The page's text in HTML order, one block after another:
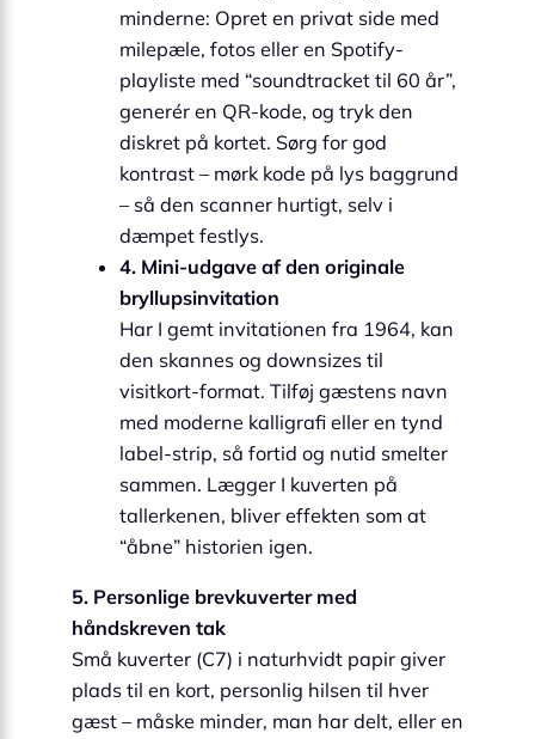
minderne: Opret en privat side med
milepæle, fotos eller en Spotify-
playliste med “soundtracket til 60 år”,
generér en QR-kode, og tryk den
diskret på kortet. Sørg for god
kontrast – mørk kode på lys baggrund
– så den scanner hurtigt, selv i
dæmpet festlys.
4. Mini-udgave af den originale
bryllupsinvitation
Har I gemt invitationen fra 1964, kan
den skannes og downsizes til
visitkort-format. Tilføj gæstens navn
med moderne kalligrafi eller en tynd
label-strip, så fortid og nutid smelter
sammen. Lægger I kuverten på
tallerkenen, bliver effekten som at
“åbne” historien igen.
5. Personlige brevkuverter med
håndskreven tak
Små kuverter (C7) i naturhvidt papir giver
plads til en kort, personlig hilsen til hver
gæst – måske minder, man har delt, eller en